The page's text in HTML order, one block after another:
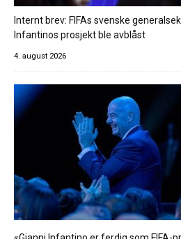
Internt brev: FIFAs svenske
Infantinos prosjekt ble avblåst
4. august 2026